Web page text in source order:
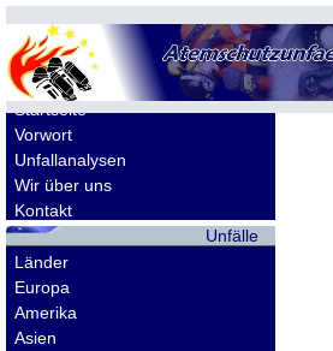
Allgemeines
Startseite
Vorwort
Unfallanalysen
Wir über uns
Kontakt
Unfälle
Länder
Europa
Amerika
Asien